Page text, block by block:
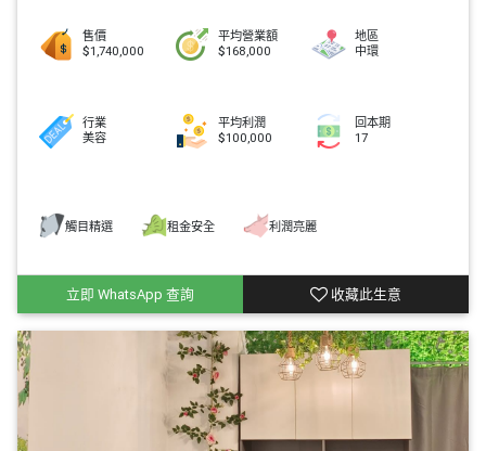
售價
$1,740,000
平均營業額
$168,000
地區
中環
行業
美容
平均利潤
$100,000
回本期
17
觸目精選 租金安全 利潤亮麗
立即 WhatsApp 查詢 收藏此生意